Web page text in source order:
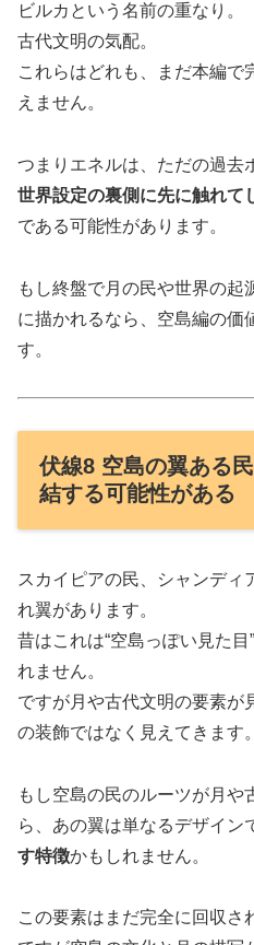
ビルカという名前の重なり。
古代文明の気配。
これらはどれも、まだ本編で
えません。
つまりエネルは、ただの過去
世界設定の裏側に先に触れて
である可能性があります。
もし終盤で月の民や世界の起
に描かれるなら、空島編の価
す。
伏線8 空島の翼ある
結する可能性がある
スカイピアの民、シャンディ
れ翼があります。
昔はこれは“空島っぽい見た
れません。
ですが月や古代文明の要素が
の装飾ではなく見えてきます。
もし空島の民のルーツが月や
ら、あの翼は単なるデザイン
す特徴かもしれません。
この要素はまだ完全に回収さ